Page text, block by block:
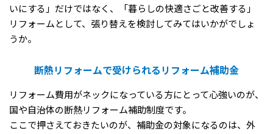
いにする」だけではなく、「暮らしの快適さごと改善する」
リフォームとして、張り替えを検討してみてはいかがでしょ
うか。
断熱リフォームで受けられるリフォーム補助金
リフォーム費用がネックになっている方にとって心強いのが、
国や自治体の断熱リフォーム補助制度です。
ここで押さえておきたいのが、補助金の対象になるのは、外